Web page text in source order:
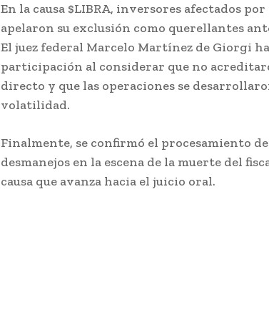
En la causa $LIBRA, inversores afectados
apelaron su exclusión como querellantes
El juez federal Marcelo Martínez de Giorgi
participación al considerar que no
directo y que las operaciones se
volatilidad.
Finalmente, se confirmó el procesamiento
desmanejos en la escena de la muerte del
causa que avanza hacia el juicio oral.